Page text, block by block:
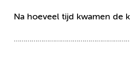
Na hoeveel tijd kwamen de